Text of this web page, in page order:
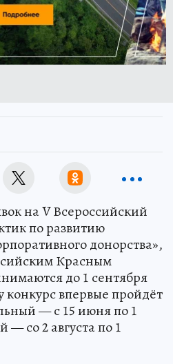
на V Всероссийский
по развитию
донорства»,
Красным
до 1 сентября
конкурс впервые пройдёт
— с 15 июня по 1
— со 2 августа по 1